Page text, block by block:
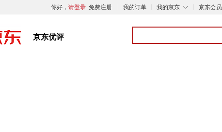
你好， 请登录 免费注册 我的订单 ◇
我的京东 京东会员